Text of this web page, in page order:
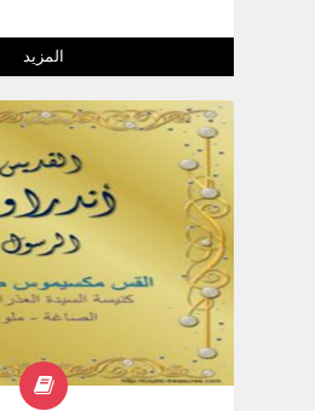
برثولماوس :- هو واحد من
وله في الأناجيل مثل بعض
الثلاثة أناجيل الأولى
الإنجيل الرابع إنجيل
مناسبتين بإسم نثنائيل .
قائمة أسماء الرسل
الأناجيل الثلاثة مع فيلبس
أما في الإنجيل الرابع فقد
نثنائيل فيكون من المؤكد
لماوس هما اسمان لشخص
الاسم العبري ومعناه )
برثولماوس فهو الاسم
المزيد